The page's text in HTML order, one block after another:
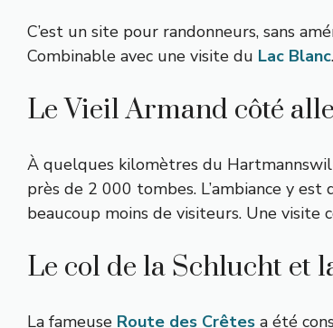
C’est un site pour randonneurs, sans
Combinable avec une visite du Lac Blanc.
Le Vieil Armand côté
À quelques kilomètres du
près de 2 000 tombes. L’ambiance y
beaucoup moins de visiteurs. Une visite
Le col de la Schlucht et
La fameuse Route des Crêtes a été